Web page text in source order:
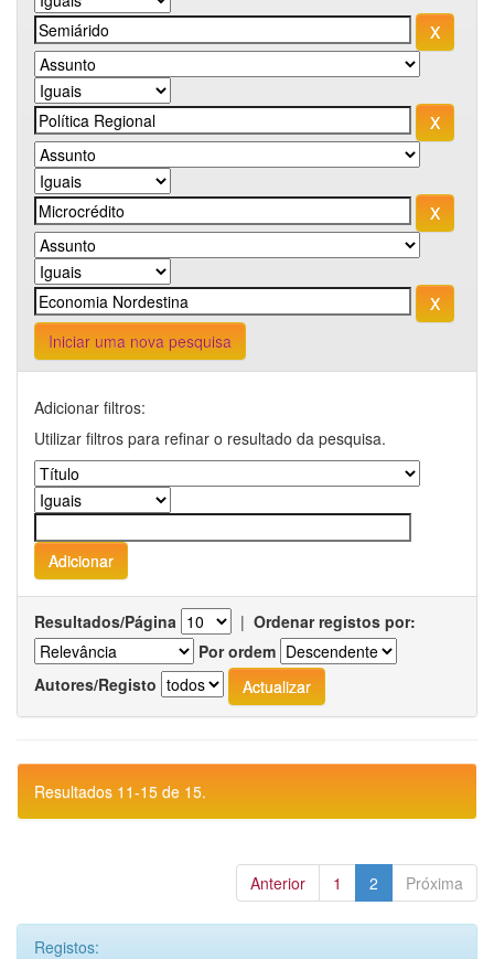
Iniciar uma nova pesquisa
Adicionar filtros:
Utilizar filtros para refinar o resultado da pesquisa.
Resultados/Página | Ordenar registos por:
Por ordem
Autores/Registo
Resultados 11-15 de 15.
Anterior 1 2 Próxima
Registos: